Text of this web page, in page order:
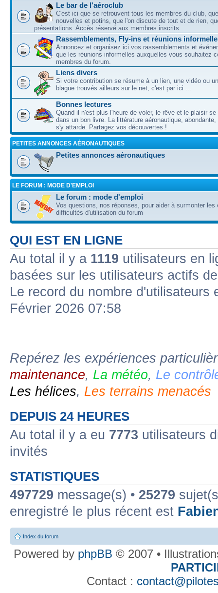
Le bar de l'aéroclub
C'est ici que se retrouvent tous les membres du club,
nouvelles et potins, que l'on discute de tout et de rien,
présentations. Accès réservé aux membres inscrits.
Rassemblements, Fly-ins et réunions
Annoncez et organisez ici vos rassemblements et
que les réunions informelles auxquelles vous souhaitez
membres du forum.
Liens divers
Si votre contribution se résume à un lien, une vidéo ou
blague trouvés ailleurs sur le net, c'est par ici ...
Bonnes lectures
Quand il n'est plus l'heure de voler, le rêve et le plaisir se
dans un bon livre. La littérature aéronautique, abondante,
s'y attarde. Partagez vos découvertes !
PETITES ANNONCES AÉRONAUTIQUES
Petites annonces aéronautiques
LE FORUM : MODE D'EMPLOI
Le forum : mode d'emploi
Vos questions, nos réponses, pour aider à surmonter les
difficultés d'utilisation du forum
QUI EST EN LIGNE
Au total il y a 1119 utilisateurs en
basées sur les utilisateurs actifs
Le record du nombre d'utilisateurs
Février 2026 07:58
Repérez les expériences
maintenance, La météo, Le
Les hélices, Les terrains menacés
DEPUIS 24 HEURES
Au total il y a eu 7773 utilisateurs
invités
STATISTIQUES
497729 message(s) • 25279
enregistré le plus récent est
Index du forum
Powered by phpBB © 2007 •
Contact :